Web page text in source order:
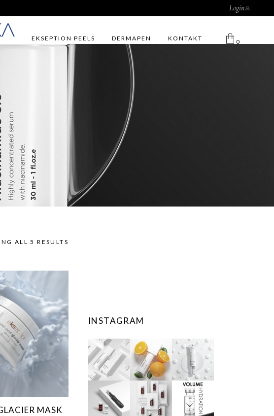
Login
0
EKSEPTION PEELS DERMAPEN KONTAKT
ALL 5 RESULTS
MASK
INSTAGRAM